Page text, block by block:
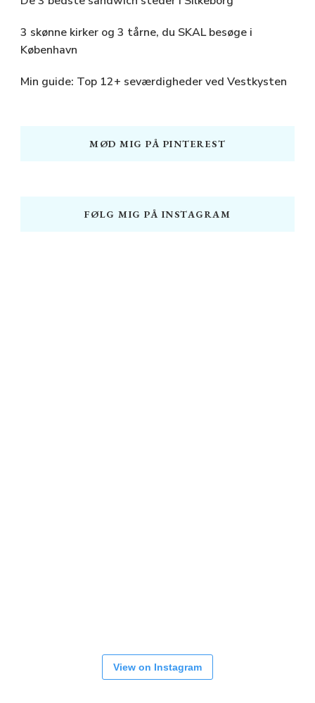
3 skønne kirker og 3 tårne, du SKAL besøge i
København
Min guide: Top 12+ seværdigheder ved Vestkysten
MØD MIG PÅ PINTEREST
FØLG MIG PÅ INSTAGRAM
View on Instagram